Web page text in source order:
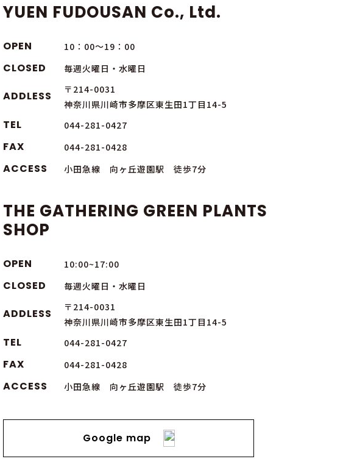
YUEN FUDOUSAN Co., Ltd.
OPEN 10：00～19：00
CLOSED 毎週火曜日・水曜日
ADDLESS
〒214-0031
神奈川県川崎市多摩区東生田1丁目14-5
TEL 044-281-0427
FAX 044-281-0428
ACCESS 小田急線 向ヶ丘遊園駅 徒歩7分
THE GATHERING GREEN PLANTS
SHOP
OPEN 10:00~17:00
CLOSED 毎週火曜日・水曜日
ADDLESS
〒214-0031
神奈川県川崎市多摩区東生田1丁目14-5
TEL 044-281-0427
FAX 044-281-0428
ACCESS 小田急線 向ヶ丘遊園駅 徒歩7分
Google map